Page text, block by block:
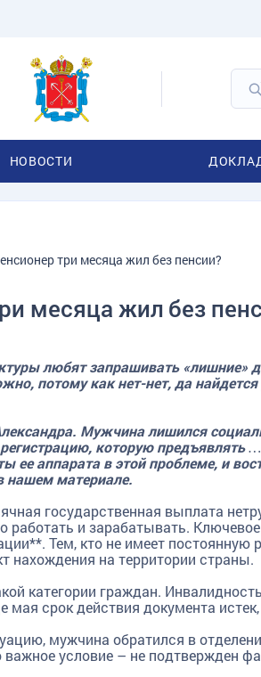
НОВОСТИ
три месяца жил без пенсии?
месяца жил без
любят запрашивать «лишние»
потому как нет-нет, да
Мужчина лишился
которую предъявлять
ее аппарата в этой проблеме, и
нашем материале.
государственная выплата
работать и зарабатывать.
Тем, кто не имеет постоянную
нахождения на территории страны.
категории граждан.
мая срок действия документа
мужчина обратился в
условие – не подтвержден